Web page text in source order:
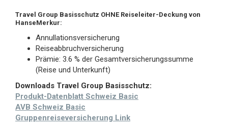
Travel Group Basisschutz OHNE Reiseleiter-Deckung von
HanseMerkur:
Annullationsversicherung
Reiseabbruchversicherung
Prämie: 3.6 % der Gesamtversicherungssumme
(Reise und Unterkunft)
Downloads Travel Group Basisschutz:
Produkt-Datenblatt Schweiz Basic
AVB Schweiz Basic
Gruppenreiseversicherung Link